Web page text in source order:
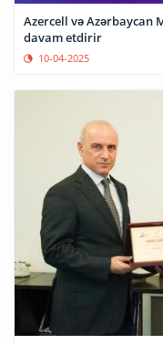
Azercell və Azərbaycan
davam etdirir
10-04-2025